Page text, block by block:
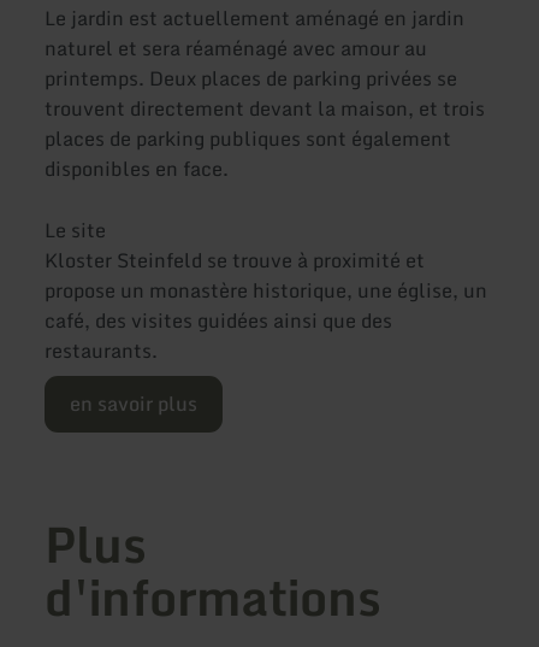
Le jardin est actuellement aménagé en jardin
naturel et sera réaménagé avec amour au
printemps. Deux places de parking privées se
trouvent directement devant la maison, et trois
places de parking publiques sont également
disponibles en face.
Le site
Kloster Steinfeld se trouve à proximité et
propose un monastère historique, une église, un
café, des visites guidées ainsi que des
restaurants.
en savoir plus
Plus
d'informations